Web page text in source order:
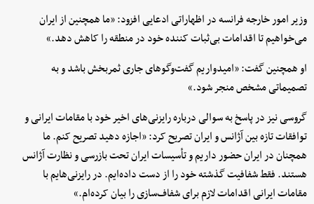
وزیر امور خارجه فرانسه در اظهاراتی ادعایی افزود: «ما همچنین از ایران
می‌خواهیم تا اقدامات بی‌ثبات کننده خود در منطقه را کاهش دهد.»
او همچنین گفت: «امیدواریم گفت‌وگوهای جاری ثمربخش باشد و به
تصمیماتی مشخص منجر شود.»
گروسی نیز در پاسخ به سوالی درباره رایزنی‌های اخیر خود با مقامات ایرانی و
توافقات تازه بین آژانس و ایران تصریح کرد: «اجازه دهید تصریح کنم. ما
همچنان در ایران حضور داریم و تأسیسات ایران تحت بازرسی و نظارت آژانس
هستند. فقط شفافیت گذشته خود را از دست داده‌ایم. در رایزنی‌هایم با
مقامات ایرانی اقدامات لازم برای شفاف‌سازی را بیان کرده‌ام.»